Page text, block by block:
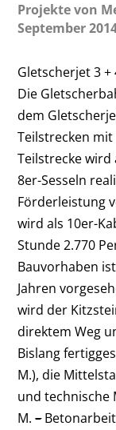
Projekte von
September
Gletscherjet 3 +
Die
dem
Teilstrecken
Teilstrecke
8er-Sesseln
Förderleistung
wird als 10er-
Stunde 2.770
Bauvorhaben
Jahren
wird der
direktem Weg
Bislang
M.), die
und technische
M.–